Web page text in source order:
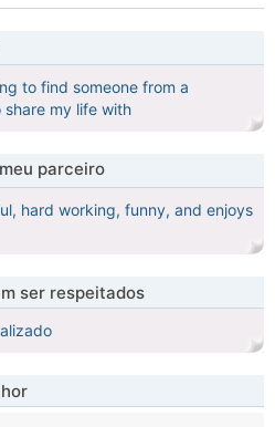
to find someone from a
my life with
parceiro
hard working, funny, and enjoys
ser respeitados